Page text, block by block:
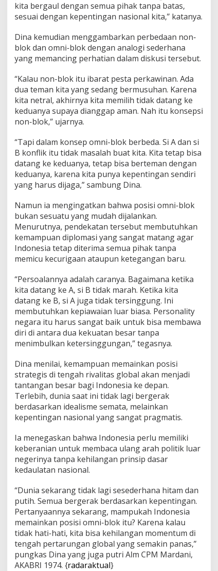
kita bergaul dengan semua pihak tanpa batas,
sesuai dengan kepentingan nasional kita,” katanya.
Dina kemudian menggambarkan perbedaan non-
blok dan omni-blok dengan analogi sederhana
yang memancing perhatian dalam diskusi tersebut.
“Kalau non-blok itu ibarat pesta perkawinan. Ada
dua teman kita yang sedang bermusuhan. Karena
kita netral, akhirnya kita memilih tidak datang ke
keduanya supaya dianggap aman. Nah itu konsepsi
non-blok,” ujarnya.
“Tapi dalam konsep omni-blok berbeda. Si A dan si
B konflik itu tidak masalah buat kita. Kita tetap bisa
datang ke keduanya, tetap bisa berteman dengan
keduanya, karena kita punya kepentingan sendiri
yang harus dijaga,” sambung Dina.
Namun ia mengingatkan bahwa posisi omni-blok
bukan sesuatu yang mudah dijalankan.
Menurutnya, pendekatan tersebut membutuhkan
kemampuan diplomasi yang sangat matang agar
Indonesia tetap diterima semua pihak tanpa
memicu kecurigaan ataupun ketegangan baru.
“Persoalannya adalah caranya. Bagaimana ketika
kita datang ke A, si B tidak marah. Ketika kita
datang ke B, si A juga tidak tersinggung. Ini
membutuhkan kepiawaian luar biasa. Personality
negara itu harus sangat baik untuk bisa membawa
diri di antara dua kekuatan besar tanpa
menimbulkan ketersinggungan,” tegasnya.
Dina menilai, kemampuan memainkan posisi
strategis di tengah rivalitas global akan menjadi
tantangan besar bagi Indonesia ke depan.
Terlebih, dunia saat ini tidak lagi bergerak
berdasarkan idealisme semata, melainkan
kepentingan nasional yang sangat pragmatis.
Ia menegaskan bahwa Indonesia perlu memiliki
keberanian untuk membaca ulang arah politik luar
negerinya tanpa kehilangan prinsip dasar
kedaulatan nasional.
“Dunia sekarang tidak lagi sesederhana hitam dan
putih. Semua bergerak berdasarkan kepentingan.
Pertanyaannya sekarang, mampukah Indonesia
memainkan posisi omni-blok itu? Karena kalau
tidak hati-hati, kita bisa kehilangan momentum di
tengah pertarungan global yang semakin panas,”
pungkas Dina yang juga putri Alm CPM Mardani,
AKABRI 1974. {radaraktual}